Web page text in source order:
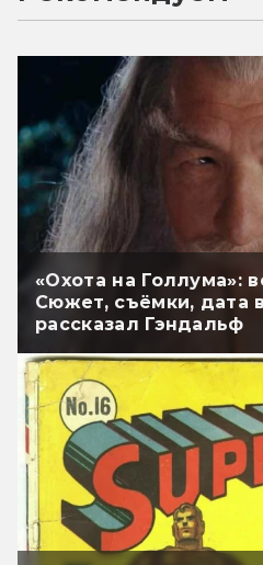
«Охота на Голлума»:
Сюжет, съёмки, дата
рассказал Гэндальф